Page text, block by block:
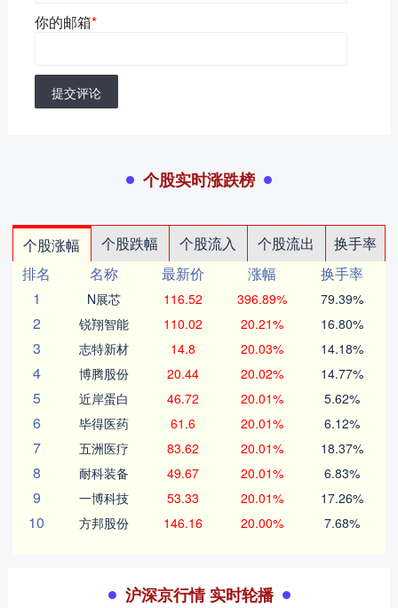
你的邮箱*
提交评论
个股实时涨跌榜
个股涨幅 个股跌幅 个股流入 个股流出
换手率
排名
名称 最新价 涨幅
换手率
1
N展芯 116.52 396.89% 79.39%
2 锐翔智能 110.02 20.21% 16.80%
3 志特新材 14.8 20.03% 14.18%
4 博腾股份 20.44 20.02% 14.77%
5 近岸蛋白 46.72 20.01% 5.62%
6 毕得医药 61.6 20.01% 6.12%
7 五洲医疗 83.62 20.01% 18.37%
8 耐科装备 49.67 20.01% 6.83%
9 一博科技 53.33 20.01% 17.26%
10 方邦股份 146.16 20.00% 7.68%
沪深京行情 实时轮播